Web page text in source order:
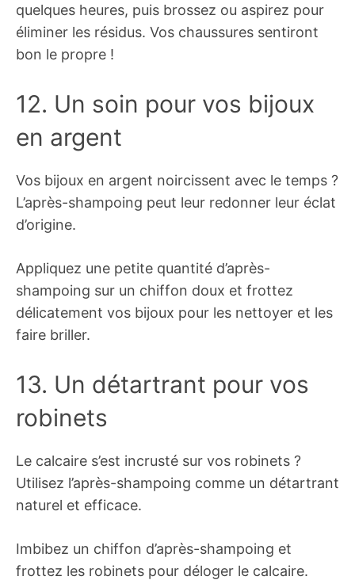
quelques heures, puis brossez ou aspirez pour
éliminer les résidus. Vos chaussures sentiront
bon le propre !
12. Un soin pour vos bijoux
en argent
Vos bijoux en argent noircissent avec le temps ?
L’après-shampoing peut leur redonner leur éclat
d’origine.
Appliquez une petite quantité d’après-
shampoing sur un chiffon doux et frottez
délicatement vos bijoux pour les nettoyer et les
faire briller.
13. Un détartrant pour vos
robinets
Le calcaire s’est incrusté sur vos robinets ?
Utilisez l’après-shampoing comme un détartrant
naturel et efficace.
Imbibez un chiffon d’après-shampoing et
frottez les robinets pour déloger le calcaire.